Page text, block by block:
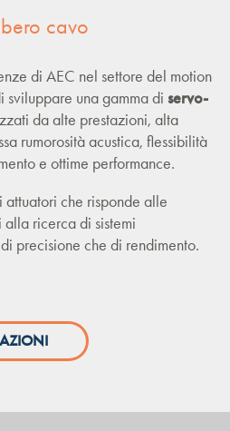
cavo
di AEC nel settore del motion
sviluppare una gamma di servo-
da alte prestazioni, alta
rumorosità acustica, flessibilità
e ottime performance.
che risponde alle
ricerca di sistemi
precisione che di rendimento.